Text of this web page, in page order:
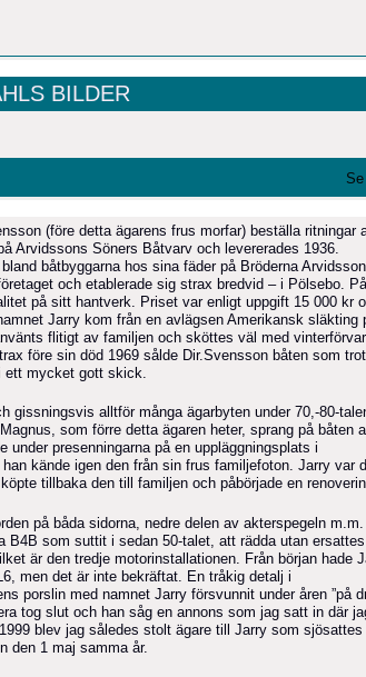
BILDER
(före detta ägarens frus morfar) beställa ritningar
Arvidssons Söners Båtvarv och levererades 1936.
båtbyggarna hos sina fäder på Bröderna
och etablerade sig strax bredvid – i Pölsebo. På
på sitt hantverk. Priset var enligt uppgift 15 000 kr
Jarry kom från en avlägsen Amerikansk släkting
flitigt av familjen och sköttes väl med
före sin död 1969 sålde Dir.Svensson båten som
mycket gott skick.
gissningsvis alltför många ägarbyten under 70,-80-
som förre detta ägaren heter, sprang på båten
under presenningarna på en uppläggningsplats i
kände igen den från sin frus familjefoton. Jarry var
tillbaka den till familjen och påbörjade en
på båda sidorna, nedre delen av akterspegeln m.m.
B4B som suttit i sedan 50-talet, att rädda utan ersattes
är den tredje motorinstallationen. Från början hade
men det är inte bekräftat. En tråkig detalj i
porslin med namnet Jarry försvunnit under åren ”på
tog slut och han såg en annons som jag satt in där
blev jag således stolt ägare till Jarry som sjösattes
den 1 maj samma år.